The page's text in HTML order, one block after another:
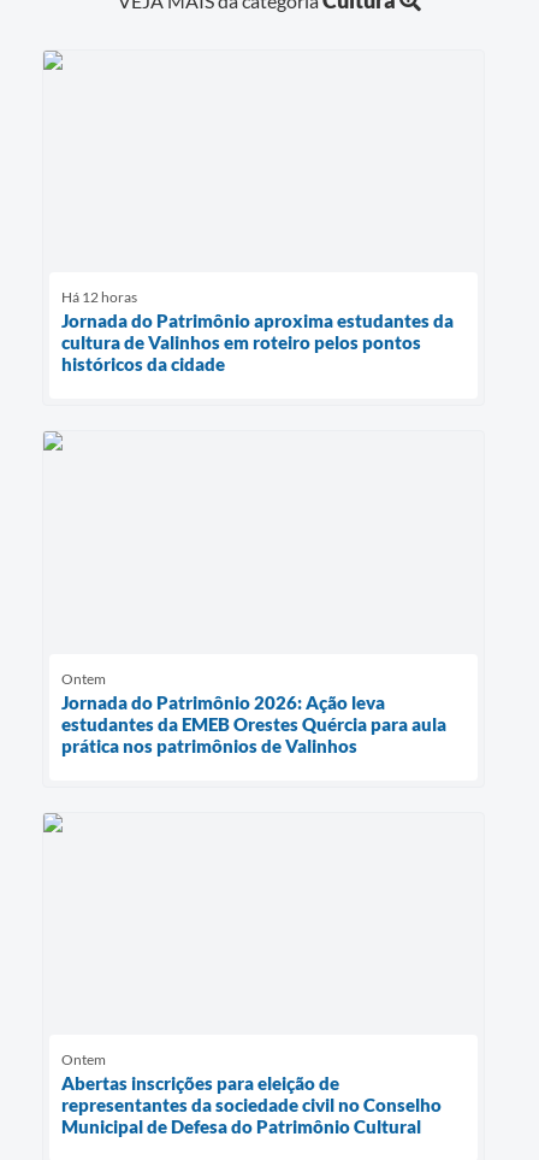
Há 12 horas
Jornada do Patrimônio aproxima estudantes da
cultura de Valinhos em roteiro pelos pontos
históricos da cidade
Ontem
Jornada do Patrimônio 2026: Ação leva
estudantes da EMEB Orestes Quércia para aula
prática nos patrimônios de Valinhos
Ontem
Abertas inscrições para eleição de
representantes da sociedade civil no Conselho
Municipal de Defesa do Patrimônio Cultural